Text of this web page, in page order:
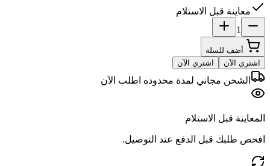
معاينة قبل الاستلام
1
أضف للسلة
اشتري الآن
اشتري الآن
الشحن مجاني لمدة محدوده اطلب الآن
المعاينة قبل الاستلام
افحص طلبك قبل الدفع عند التوصيل.